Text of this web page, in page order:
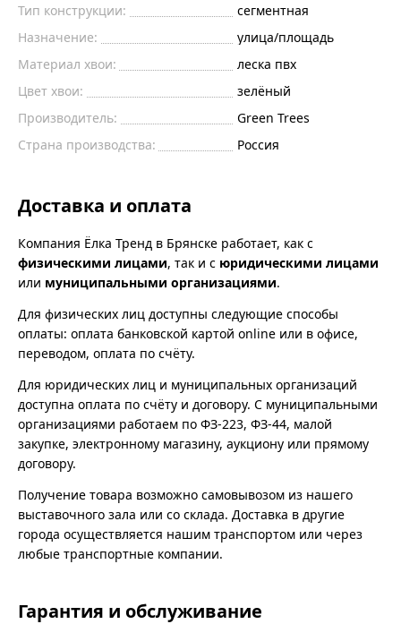
Тип конструкции:
сегментная
Назначение:
улица/площадь
Материал хвои:
леска пвх
Цвет хвои:
зелёный
Производитель:
Green Trees
Страна производства:
Россия
Доставка и оплата
Компания Ёлка Тренд в Брянске работает, как с
физическими лицами, так и с юридическими лицами
или муниципальными организациями.
Для физических лиц доступны следующие способы
оплаты: оплата банковской картой online или в офисе,
переводом, оплата по счёту.
Для юридических лиц и муниципальных организаций
доступна оплата по счёту и договору. С муниципальными
организациями работаем по ФЗ-223, ФЗ-44, малой
закупке, электронному магазину, аукциону или прямому
договору.
Получение товара возможно самовывозом из нашего
выставочного зала или со склада. Доставка в другие
города осуществляется нашим транспортом или через
любые транспортные компании.
Гарантия и обслуживание